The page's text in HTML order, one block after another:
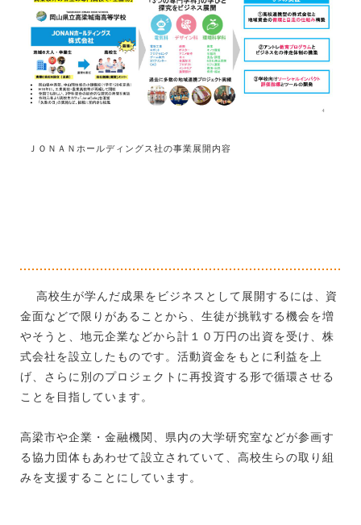
ＪＯＮＡＮホールディングス社の事業展開内容
高校生が学んだ成果をビジネスとして展開するには、資
金面などで限りがあることから、生徒が挑戦する機会を増
やそうと、地元企業などから計１０万円の出資を受け、株
式会社を設立したものです。活動資金をもとに利益を上
げ、さらに別のプロジェクトに再投資する形で循環させる
ことを目指しています。
高梁市や企業・金融機関、県内の大学研究室などが参画す
る協力団体もあわせて設立されていて、高校生らの取り組
みを支援することにしています。